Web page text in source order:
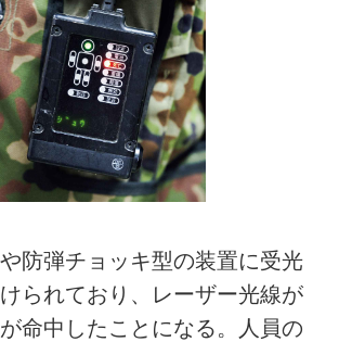
防弾チョッキ型の装置に受光
られており、レーザー光線が
命中したことになる。人員の